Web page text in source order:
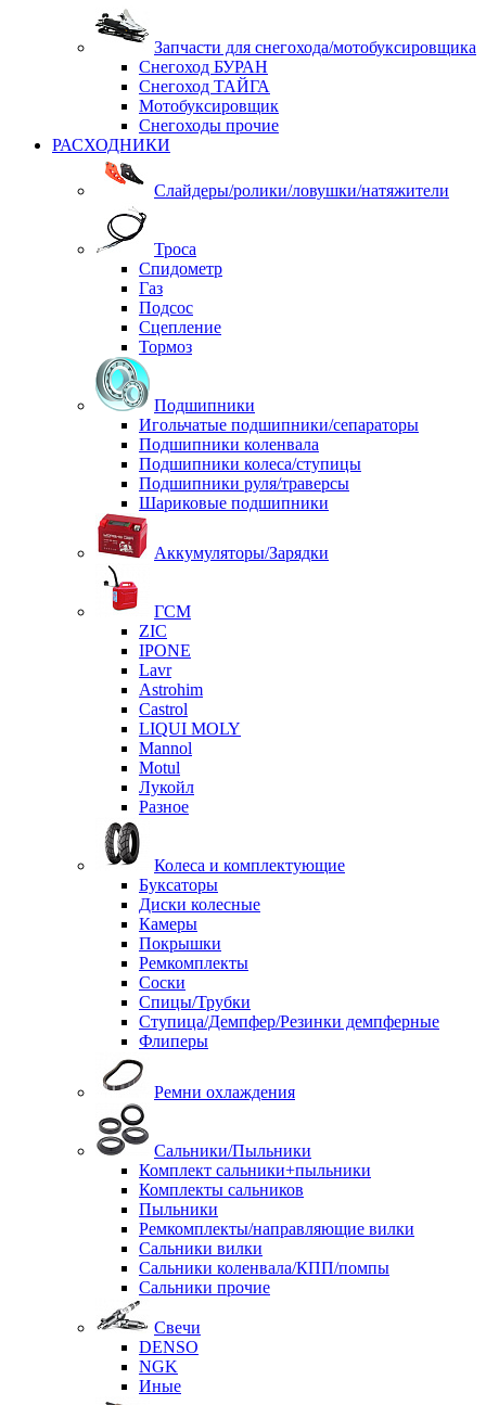
Запчасти для снегохода/мотобуксировщика
Снегоход БУРАН
Снегоход ТАЙГА
Мотобуксировщик
Снегоходы прочие
РАСХОДНИКИ
Слайдеры/ролики/ловушки/натяжители
Троса
Спидометр
Газ
Подсос
Сцепление
Тормоз
Подшипники
Игольчатые подшипники/сепараторы
Подшипники коленвала
Подшипники колеса/ступицы
Подшипники руля/траверсы
Шариковые подшипники
Аккумуляторы/Зарядки
ГСМ
ZIC
IPONE
Lavr
Astrohim
Castrol
LIQUI MOLY
Mannol
Motul
Лукойл
Разное
Колеса и комплектующие
Буксаторы
Диски колесные
Камеры
Покрышки
Ремкомплекты
Соски
Спицы/Трубки
Ступица/Демпфер/Резинки демпферные
Флиперы
Ремни охлаждения
Сальники/Пыльники
Комплект сальники+пыльники
Комплекты сальников
Пыльники
Ремкомплекты/направляющие вилки
Сальники вилки
Сальники коленвала/КПП/помпы
Сальники прочие
Свечи
DENSO
NGK
Иные